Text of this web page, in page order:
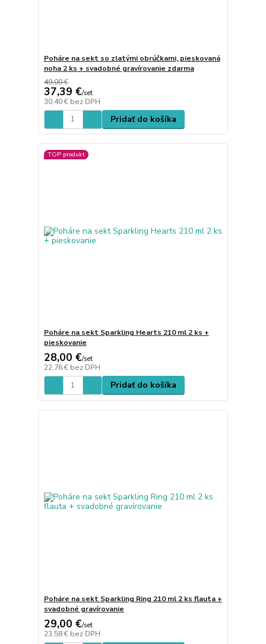
Poháre na sekt so zlatými obrúčkami, pieskovaná
noha 2 ks + svadobné gravírovanie zdarma
49,00 €
37,39 €/set
30,40 € bez DPH
Pridať do košíka
TOP produkt
Poháre na sekt Sparkling Hearts 210 ml 2 ks +
pieskovanie
28,00 €/set
22,76 € bez DPH
Pridať do košíka
Poháre na sekt Sparkling Ring 210 ml 2 ks flauta +
svadobné gravírovanie
29,00 €/set
23,58 € bez DPH